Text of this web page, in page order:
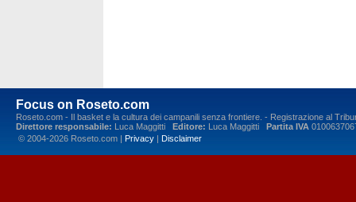
Focus on Roseto.com
Roseto.com - Il basket e la cultura dei campanili senza frontiere. - Registrazione al
Direttore responsabile: Luca Maggitti Editore: Luca Maggitti Partita IVA
© 2004-2026 Roseto.com | Privacy | Disclaimer